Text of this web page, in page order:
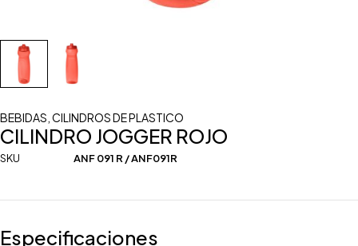
BEBIDAS CILINDROS DE PLASTICO
CILINDRO JOGGER ROJO
SKU ANF 091 R / ANF091R
Especificaciones